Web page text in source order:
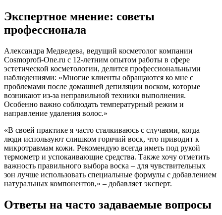
Экспертное мнение: советы
профессионала
Александра Медведева, ведущий косметолог компании
Cosmoprofi-One.ru с 12-летним опытом работы в сфере
эстетической косметологии, делится профессиональными
наблюдениями: «Многие клиенты обращаются ко мне с
проблемами после домашней депиляции воском, которые
возникают из-за неправильной техники выполнения.
Особенно важно соблюдать температурный режим и
направление удаления волос.»
«В своей практике я часто сталкиваюсь с случаями, когда
люди используют слишком горячий воск, что приводит к
микротравмам кожи. Рекомендую всегда иметь под рукой
термометр и успокаивающие средства. Также хочу отметить
важность правильного выбора воска – для чувствительных
зон лучше использовать специальные формулы с добавлением
натуральных компонентов,» – добавляет эксперт.
Ответы на часто задаваемые вопросы